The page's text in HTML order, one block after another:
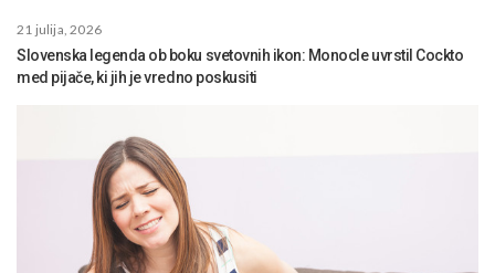
21 julija, 2026
Slovenska legenda ob boku svetovnih ikon: Monocle uvrstil Cockto
med pijače, ki jih je vredno poskusiti